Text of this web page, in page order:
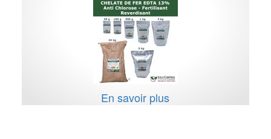
En savoir plus